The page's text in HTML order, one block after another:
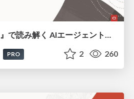
『モデル + ハーネス』で読み解く AIエージェント入門
PRO 2 260